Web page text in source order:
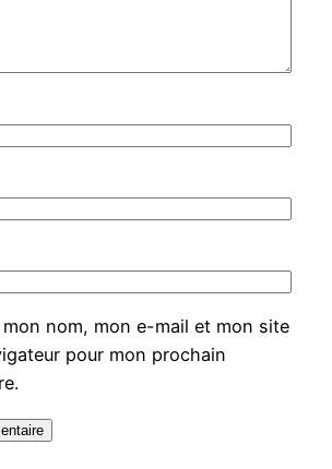
nom, mon e-mail et mon site
pour mon prochain